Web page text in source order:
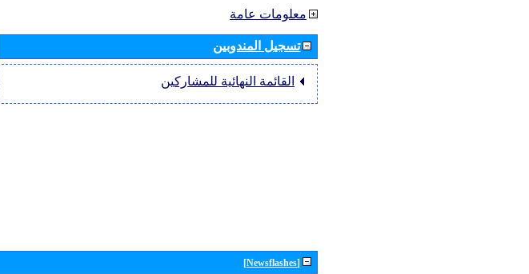
معلومات عامة
تسجيل المندوبين
القائمة النهائية للمشاركين
[Newsflashes]